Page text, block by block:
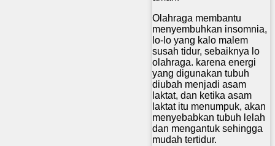
Olahraga membantu
menyembuhkan insomnia,
lo-lo yang kalo malem
susah tidur, sebaiknya lo
olahraga. karena energi
yang digunakan tubuh
diubah menjadi asam
laktat, dan ketika asam
laktat itu menumpuk, akan
menyebabkan tubuh lelah
dan mengantuk sehingga
mudah tertidur.